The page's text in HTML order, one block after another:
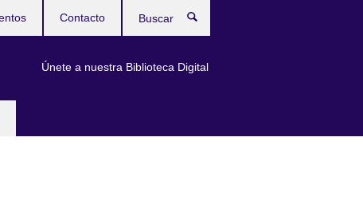
Únete a nuestra Biblioteca Digital
Contacto